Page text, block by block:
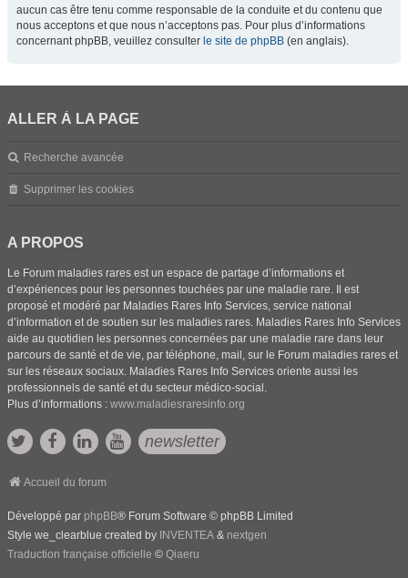
aucun cas être tenu comme responsable de la conduite et du contenu que
nous acceptons et que nous n’acceptons pas. Pour plus d’informations
concernant phpBB, veuillez consulter le site de phpBB (en anglais).
ALLER À LA PAGE
Recherche avancée
Supprimer les cookies
A PROPOS
Le Forum maladies rares est un espace de partage d’informations et
d’expériences pour les personnes touchées par une maladie rare. Il est
proposé et modéré par Maladies Rares Info Services, service national
d’information et de soutien sur les maladies rares. Maladies Rares Info Services
aide au quotidien les personnes concernées par une maladie rare dans leur
parcours de santé et de vie, par téléphone, mail, sur le Forum maladies rares et
sur les réseaux sociaux. Maladies Rares Info Services oriente aussi les
professionnels de santé et du secteur médico-social.
Plus d’informations : www.maladiesraresinfo.org
newsletter
Accueil du forum
Développé par phpBB® Forum Software © phpBB Limited
Style we_clearblue created by INVENTEA & nextgen
Traduction française officielle © Qiaeru